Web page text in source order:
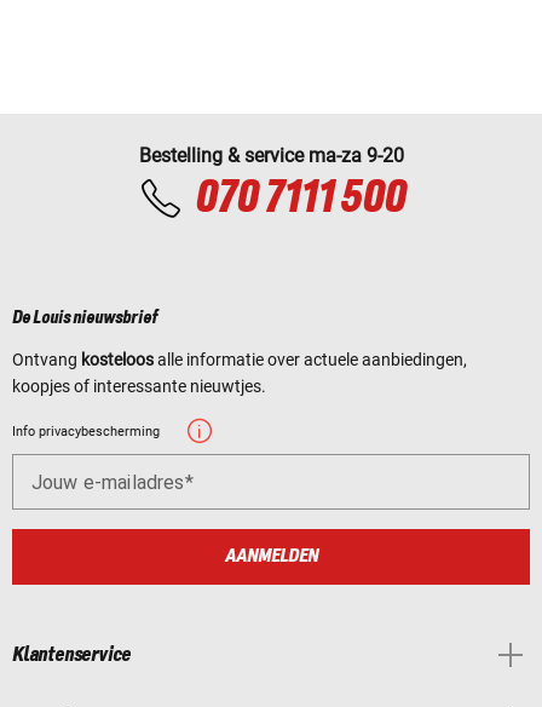
Bestelling & service ma-za 9-20
070 7111 500
De Louis nieuwsbrief
Ontvang kosteloosalle informatie over actuele aanbiedingen,
koopjes of interessante nieuwtjes.
Info privacybescherming
Jouw e-mailadres
AANMELDEN
Klantenservice